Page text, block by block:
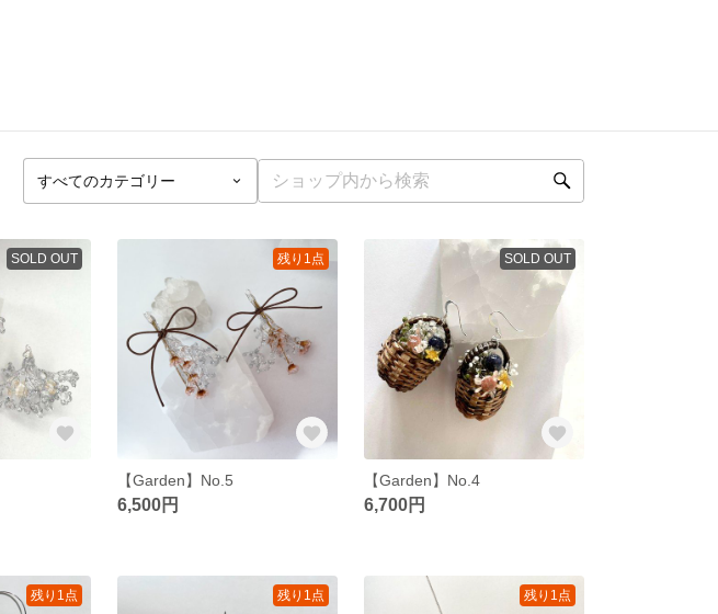
SOLD OUT 残り1点
【Garden】No.5
6,500円
SOLD OUT
【Garden】No.4
6,700円
残り1点 残り1点 残り1点